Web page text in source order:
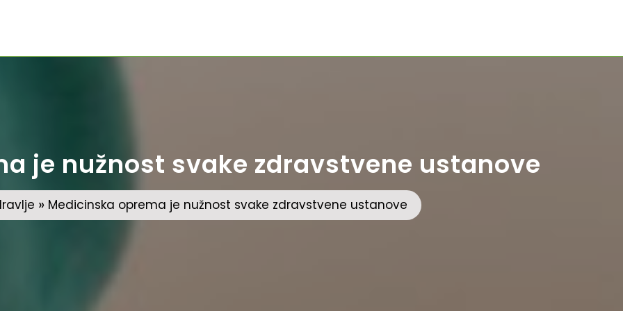
je nužnost svake zdravstvene ustanove
» Medicinska oprema je nužnost svake zdravstvene ustanove